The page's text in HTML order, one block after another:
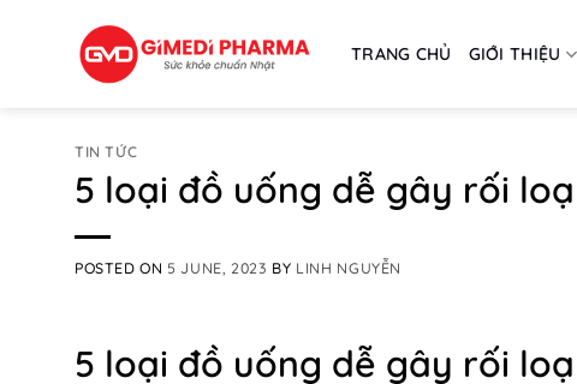
TRANG CHỦ GIỚI THIỆU
TIN TỨC
5 loại đồ uống dễ gây rối
POSTED ON 5 JUNE, 2023 BY LINH NGUYỄN
5 loại đồ uống dễ gây rối